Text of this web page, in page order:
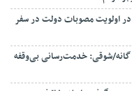
در اولویت مصوبات دولت در سفر
گانه/شوقی: خدمت‌رسانی بی‌وقفه